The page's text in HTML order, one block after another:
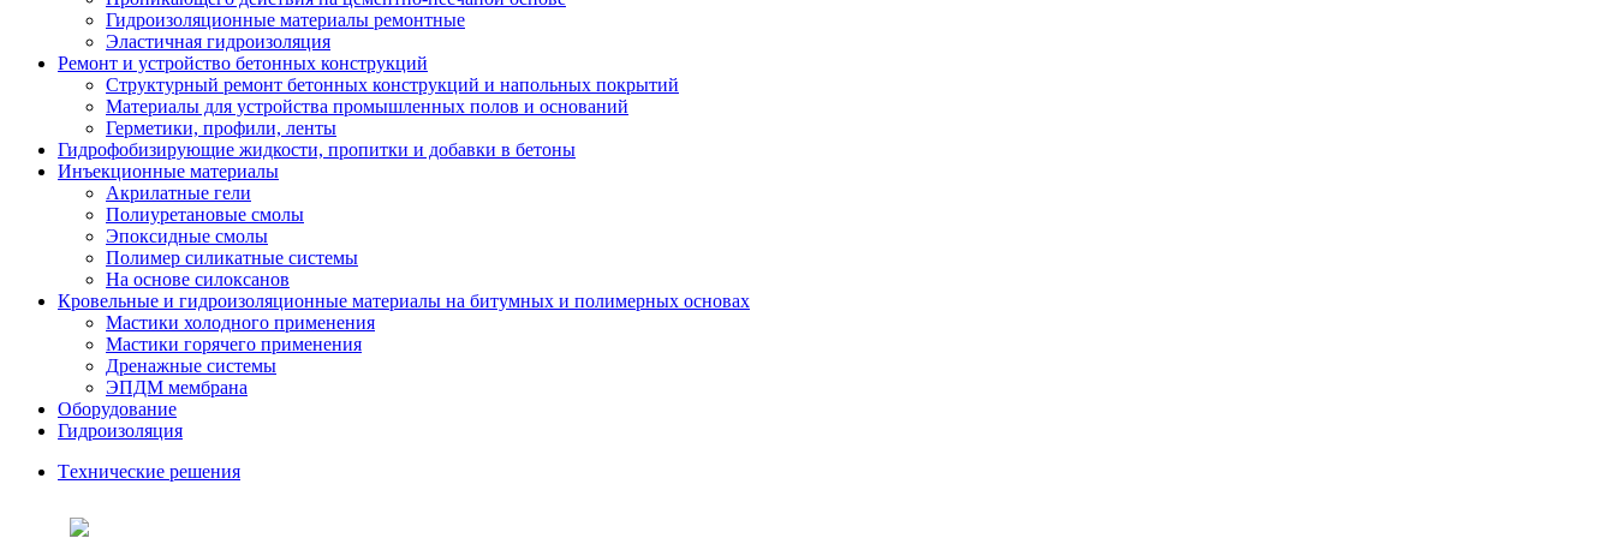
Гидроизоляционные материалы ремонтные
Эластичная гидроизоляция
Ремонт и устройство бетонных конструкций
Структурный ремонт бетонных конструкций и напольных покрытий
Материалы для устройства промышленных полов и оснований
Герметики, профили, ленты
Гидрофобизирующие жидкости, пропитки и добавки в бетоны
Инъекционные материалы
Акрилатные гели
Полиуретановые смолы
Эпоксидные смолы
Полимер силикатные системы
На основе силоксанов
Кровельные и гидроизоляционные материалы на битумных и полимерных основах
Мастики холодного применения
Мастики горячего применения
Дренажные системы
ЭПДМ мембрана
Оборудование
Гидроизоляция
Tехнические решения